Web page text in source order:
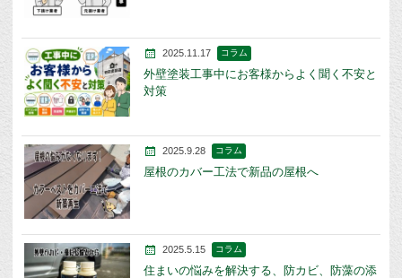
2025.11.17 コラム
外壁塗装工事中にお客様からよく聞く不安と
対策
2025.9.28 コラム
屋根のカバー工法で新品の屋根へ
2025.5.15 コラム
住まいの悩みを解決する、防カビ、防藻の添